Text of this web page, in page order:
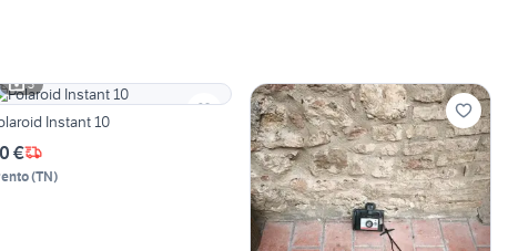
3
Instant 10
€
(TN)